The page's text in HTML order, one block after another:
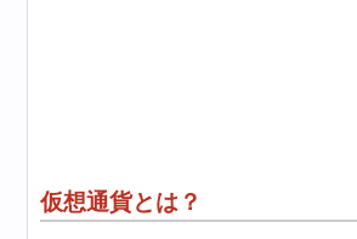
仮想通貨とは？